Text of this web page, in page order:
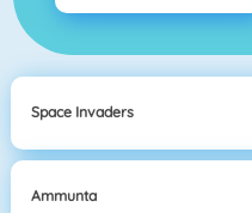
Space Invaders
Ammunta